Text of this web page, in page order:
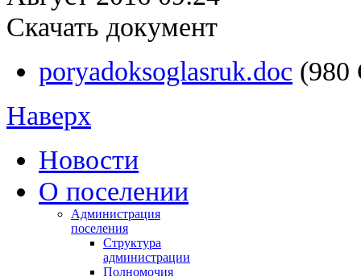
Скачать документ
poryadoksoglasruk.doc (980
Наверх
Новости
О поселении
Администрация
поселения
Структура
администрации
Полномочия